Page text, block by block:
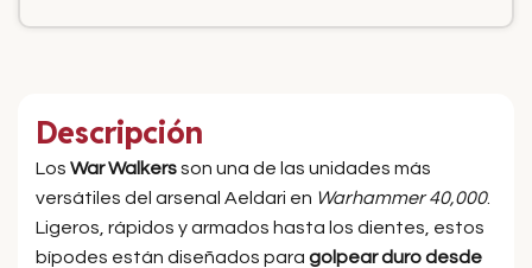
Descripción
Los War Walkersson una de las unidades más
versátiles del arsenal Aeldari en Warhammer 40,000.
Ligeros, rápidos y armados hasta los dientes, estos
bípodes están diseñados para golpear duro desde